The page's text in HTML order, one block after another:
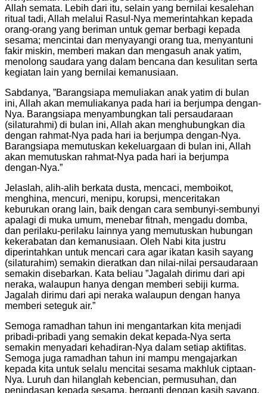
Allah semata. Lebih dari itu, selain yang bernilai kesalehan
ritual tadi, Allah melalui Rasul-Nya memerintahkan kepada
orang-orang yang beriman untuk gemar berbagi kepada
sesama; mencintai dan menyayangi orang tua, menyantuni
fakir miskin, memberi makan dan mengasuh anak yatim,
menolong saudara yang dalam bencana dan kesulitan serta
kegiatan lain yang bernilai kemanusiaan.
Sabdanya, ”Barangsiapa memuliakan anak yatim di bulan
ini, Allah akan memuliakanya pada hari ia berjumpa dengan-
Nya. Barangsiapa menyambungkan tali persaudaraan
(silaturahmi) di bulan ini, Allah akan menghubungkan dia
dengan rahmat-Nya pada hari ia berjumpa dengan-Nya.
Barangsiapa memutuskan kekeluargaan di bulan ini, Allah
akan memutuskan rahmat-Nya pada hari ia berjumpa
dengan-Nya.”
Jelaslah, alih-alih berkata dusta, mencaci, memboikot,
menghina, mencuri, menipu, korupsi, menceritakan
keburukan orang lain, baik dengan cara sembunyi-sembunyi
apalagi di muka umum, menebar fitnah, mengadu domba,
dan perilaku-perilaku lainnya yang memutuskan hubungan
kekerabatan dan kemanusiaan. Oleh Nabi kita justru
diperintahkan untuk mencari cara agar ikatan kasih sayang
(silaturahim) semakin dieratkan dan nilai-nilai persaudaraan
semakin disebarkan. Kata beliau ”Jagalah dirimu dari api
neraka, walaupun hanya dengan memberi sebiji kurma.
Jagalah dirimu dari api neraka walaupun dengan hanya
memberi seteguk air.”
Semoga ramadhan tahun ini mengantarkan kita menjadi
pribadi-pribadi yang semakin dekat kepada-Nya serta
semakin menyadari kehadiran-Nya dalam setiap aktifitas.
Semoga juga ramadhan tahun ini mampu mengajarkan
kepada kita untuk selalu mencitai sesama makhluk ciptaan-
Nya. Luruh dan hilanglah kebencian, permusuhan, dan
penindasan kepada sesama, berganti dengan kasih sayang,